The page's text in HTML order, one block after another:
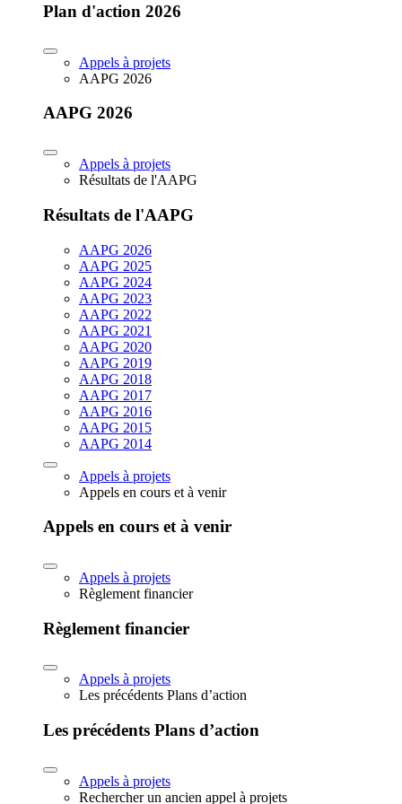
Plan d'action 2026
Appels à projets
AAPG 2026
AAPG 2026
Appels à projets
Résultats de l'AAPG
Résultats de l'AAPG
AAPG 2026
AAPG 2025
AAPG 2024
AAPG 2023
AAPG 2022
AAPG 2021
AAPG 2020
AAPG 2019
AAPG 2018
AAPG 2017
AAPG 2016
AAPG 2015
AAPG 2014
Appels à projets
Appels en cours et à venir
Appels en cours et à venir
Appels à projets
Règlement financier
Règlement financier
Appels à projets
Les précédents Plans d’action
Les précédents Plans d’action
Appels à projets
Rechercher un ancien appel à projets